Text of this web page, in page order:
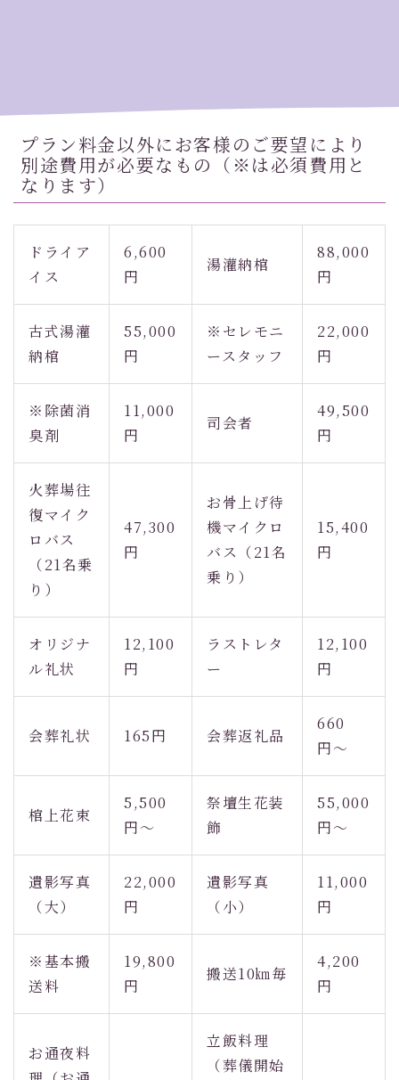
プラン料金以外にお客様のご要望により
別途費用が必要なもの（※は必須費用と
なります）
ドライア
イス
6,600
円
湯灌納棺
88,000
円
古式湯灌
納棺
55,000
円
※セレモニ
ースタッフ
22,000
円
※除菌消
臭剤
11,000
円
司会者
49,500
円
火葬場往
復マイク
ロバス
（21名乗
り）
47,300
円
お骨上げ待
機マイクロ
バス（21名
乗り）
15,400
円
オリジナ
ル礼状
12,100
円
ラストレタ
ー
12,100
円
会葬礼状 165円 会葬返礼品
660
円〜
棺上花束
5,500
円〜
祭壇生花装
飾
55,000
円〜
遺影写真
（大）
22,000
円
遺影写真
（小）
11,000
円
※基本搬
送料
19,800
円
搬送10㎞毎
4,200
円
お通夜料
立飯料理
（葬儀開始